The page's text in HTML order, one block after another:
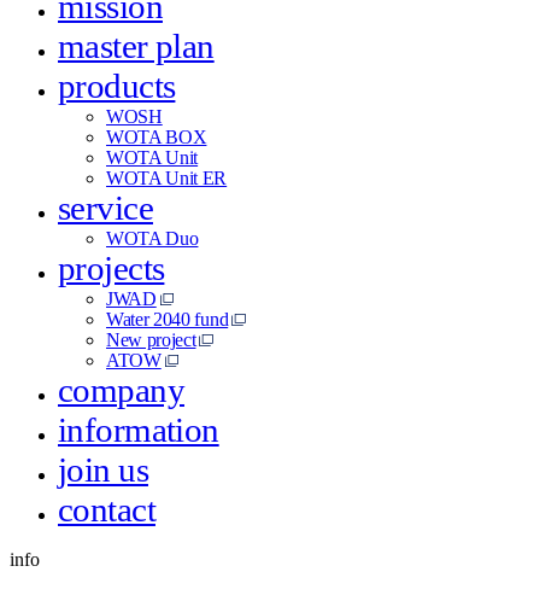
master plan
products
WOSH
WOTA BOX
WOTA Unit
WOTA Unit ER
service
WOTA Duo
projects
JWAD
Water 2040 fund
New project
ATOW
company
information
join us
contact
info